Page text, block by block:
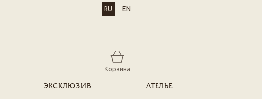
RU EN
Корзина
ЭКСКЛЮЗИВ АТЕЛЬЕ